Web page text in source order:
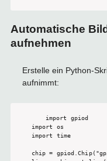
Automatische
aufnehmen
Erstelle ein Python-
aufnimmt:
import gpiod
import os
import time
chip =